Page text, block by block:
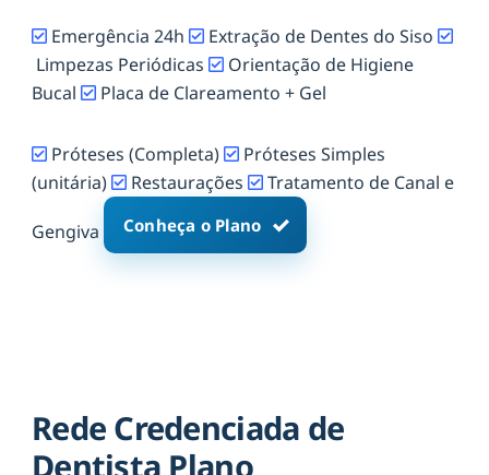
Emergência 24h
Extração de Dentes do Siso
Limpezas Periódicas
Orientação de Higiene
Bucal
Placa de Clareamento + Gel
Próteses (Completa)
Próteses Simples
(unitária)
Restaurações Tratamento de Canal e
Gengiva Conheça o Plano
Rede Credenciada de
Dentista Plano